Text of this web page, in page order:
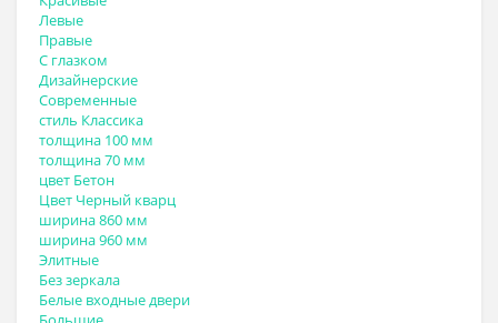
Левые
Правые
С глазком
Дизайнерские
Современные
стиль Классика
толщина 100 мм
толщина 70 мм
цвет Бетон
Цвет Черный кварц
ширина 860 мм
ширина 960 мм
Элитные
Без зеркала
Белые входные двери